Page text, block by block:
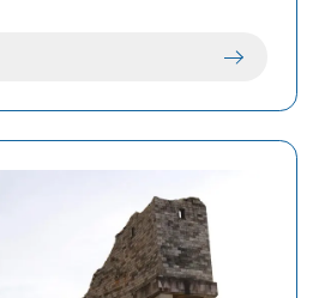
大神、八幡大神、春日大
配祀されています。
季には黒潮の影響で海水
し、シュノーケリングにも
なります。
：海岸に面した桟橋では釣